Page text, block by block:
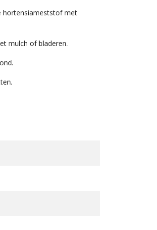
hortensiameststof met
mulch of bladeren.